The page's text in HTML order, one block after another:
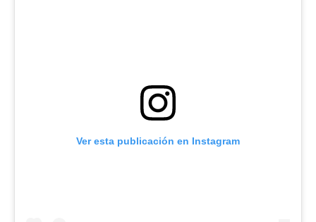
Ver esta publicación en Instagram